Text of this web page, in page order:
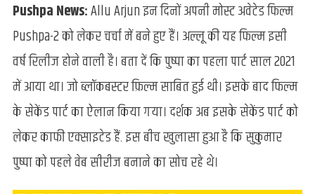
राइज
वेब
सीरीज
चाहते
सुकुमार,
डायरेक्टर
ने
किया
Pushpa News:Allu Arjun इन दिनों अपनी मोस्ट अवेटेड फिल्म
Pushpa-2 को लेकर चर्चा में बने हुए हैं। अल्लू की यह फिल्म इसी
वर्ष रिलीज होने वाली है। बता दें कि पुष्पा का पहला पार्ट साल 2021
में आया था। जो ब्लॉकबस्टर फ़िल्म साबित हुई थी। इसके बाद फिल्म
के सेकेंड पार्ट का ऐलान किया गया। दर्शक अब इसके सेकेंड पार्ट को
लेकर काफी एक्साइटेड हैं. इस बीच खुलासा हुआ है कि सुकुमार
पुष्पा को पहले वेब सीरीज बनाने का सोच रहे थे।